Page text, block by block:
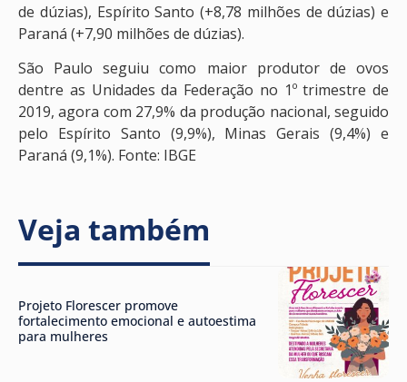
de dúzias), Espírito Santo (+8,78 milhões de dúzias) e
Paraná (+7,90 milhões de dúzias).
São Paulo seguiu como maior produtor de ovos
dentre as Unidades da Federação no 1º trimestre de
2019, agora com 27,9% da produção nacional, seguido
pelo Espírito Santo (9,9%), Minas Gerais (9,4%) e
Paraná (9,1%). Fonte: IBGE
Veja também
Projeto Florescer promove
fortalecimento emocional e autoestima
para mulheres